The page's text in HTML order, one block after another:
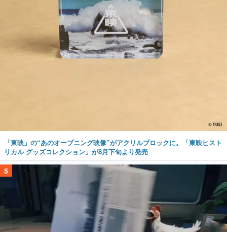
「東映」の“あのオープニング映像”がアクリルブロックに。「東映ヒスト
リカル グッズコレクション」が8月下旬より発売
5